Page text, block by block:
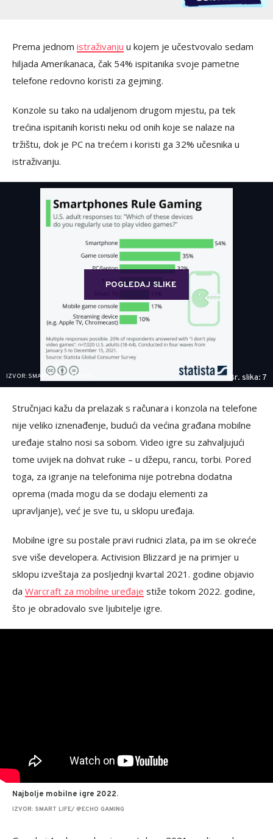
Prema jednom istraživanju u kojem je učestvovalo sedam
hiljada Amerikanaca, čak 54% ispitanika svoje pametne
telefone redovno koristi za gejming.
Konzole su tako na udaljenom drugom mjestu, pa tek
trećina ispitanih koristi neku od onih koje se nalaze na
tržištu, dok je PC na trećem i koristi ga 32% učesnika u
istraživanju.
POGLEDAJ SLIKE
IZVOR: SMART LIFE/ STATISTA Br. slika: 7
Stručnjaci kažu da prelazak s računara i konzola na telefone
nije veliko iznenađenje, budući da većina građana mobilne
uređaje stalno nosi sa sobom. Video igre su zahvaljujući
tome uvijek na dohvat ruke – u džepu, rancu, torbi. Pored
toga, za igranje na telefonima nije potrebna dodatna
oprema (mada mogu da se dodaju elementi za
upravljanje), već je sve tu, u sklopu uređaja.
Mobilne igre su postale pravi rudnici zlata, pa im se okreće
sve više developera. Activision Blizzard je na primjer u
sklopu izveštaja za posljednji kvartal 2021. godine objavio
da Warcraft za mobilne uređaje stiže tokom 2022. godine,
što je obradovalo sve ljubitelje igre.
Najbolje mobilne igre 2022.
IZVOR: SMART LIFE/ @ECHO GAMING